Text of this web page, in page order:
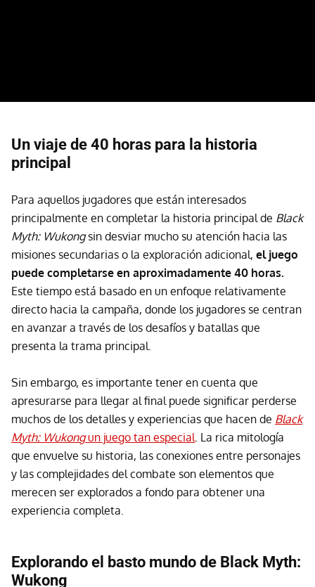
Un viaje de 40 horas para la historia
principal
Para aquellos jugadores que están interesados
principalmente en completar la historia principal de Black
Myth: Wukongsin desviar mucho su atención hacia las
misiones secundarias o la exploración adicional, el juego
puede completarse en aproximadamente 40 horas.
Este tiempo está basado en un enfoque relativamente
directo hacia la campaña, donde los jugadores se centran
en avanzar a través de los desafíos y batallas que
presenta la trama principal.
Sin embargo, es importante tener en cuenta que
apresurarse para llegar al final puede significar perderse
muchos de los detalles y experiencias que hacen de Black
Myth: Wukongun juego tan especial. La rica mitología
que envuelve su historia, las conexiones entre personajes
y las complejidades del combate son elementos que
merecen ser explorados a fondo para obtener una
experiencia completa.
Explorando el basto mundo de Black Myth:
Wukong